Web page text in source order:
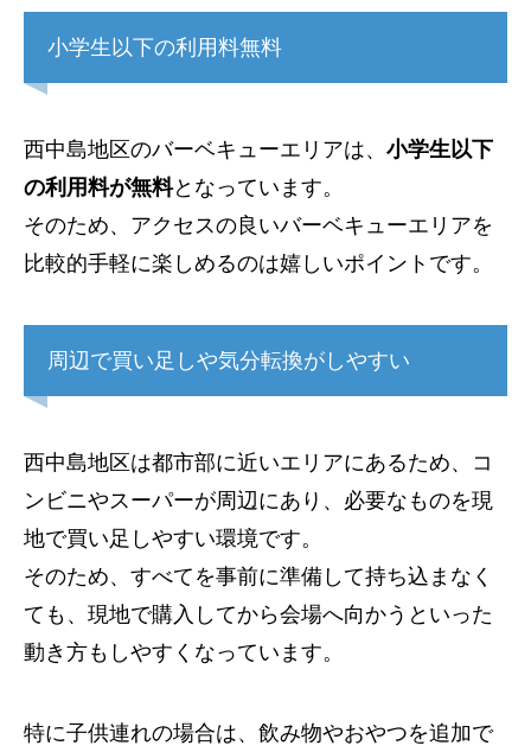
小学生以下の利用料無料
西中島地区のバーベキューエリアは、 小学生以下
の利用料が無料となっています。
そのため、アクセスの良いバーベキューエリアを
比較的手軽に楽しめるのは嬉しいポイントです。
周辺で買い足しや気分転換がしやすい
西中島地区は都市部に近いエリアにあるため、コ
ンビニやスーパーが周辺にあり、必要なものを現
地で買い足しやすい環境です。
そのため、すべてを事前に準備して持ち込まなく
ても、現地で購入してから会場へ向かうといった
動き方もしやすくなっています。
特に子供連れの場合は、飲み物やおやつを追加で